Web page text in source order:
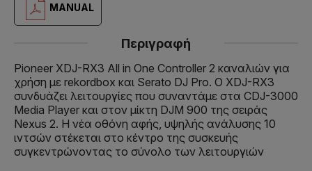
MANUAL
Περιγραφή
Pioneer XDJ-RX3 All in One Controller 2 καναλιών για
χρήση με rekordbox και Serato DJ Pro. Ο XDJ-RX3
συνδυάζει λειτουργίες που συναντάμε στα CDJ-3000
Media Player και στον μίκτη DJM 900 της σειράς
Nexus 2. H νέα οθόνη αφής, υψηλής ανάλυσης 10
ιντσών στέκεται στο κέντρο της συσκευής
συγκεντρώνοντας το σύνολο των λειτουργιών